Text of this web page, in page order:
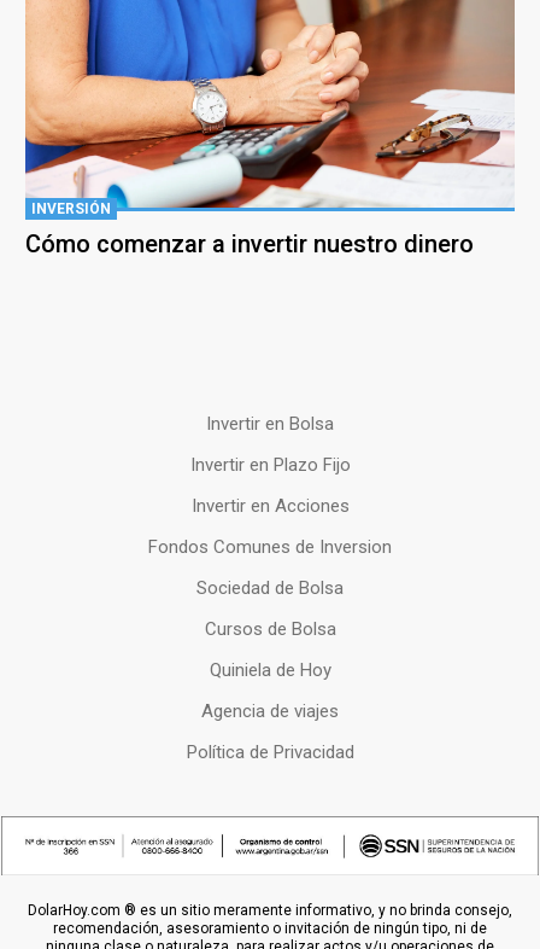
INVERSIÓN
Cómo comenzar a invertir nuestro dinero
Invertir en Bolsa
Invertir en Plazo Fijo
Invertir en Acciones
Fondos Comunes de Inversion
Sociedad de Bolsa
Cursos de Bolsa
Quiniela de Hoy
Agencia de viajes
Política de Privacidad
DolarHoy.com ® es un sitio meramente informativo, y no brinda consejo,
recomendación, asesoramiento o invitación de ningún tipo, ni de